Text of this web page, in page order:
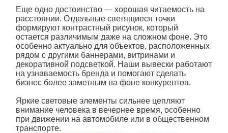
Еще одно достоинство — хорошая читаемость на
расстоянии. Отдельные светящиеся точки
формируют контрастный рисунок, который
остается различимым даже на сложном фоне. Это
особенно актуально для объектов, расположенных
рядом с другими баннерами, витринами и
декоративной подсветкой. Наши вывески работают
на узнаваемость бренда и помогают сделать
бизнес более заметным на фоне конкурентов.
Яркие световые элементы сильнее цепляют
внимание человека в вечернее время, особенно
при движении на автомобиле или в общественном
транспорте.